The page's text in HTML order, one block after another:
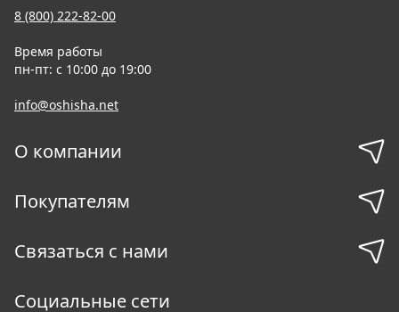
8 (800) 222-82-00
Время работы
пн-пт: с 10:00 до 19:00
info@oshisha.net
О компании
Покупателям
Связаться с нами
Социальные сети